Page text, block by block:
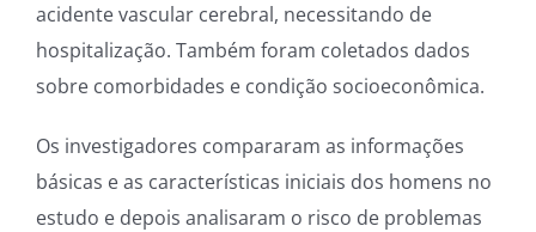
acidente vascular cerebral, necessitando de
hospitalização. Também foram coletados dados
sobre comorbidades e condição socioeconômica.
Os investigadores compararam as informações
básicas e as características iniciais dos homens no
estudo e depois analisaram o risco de problemas